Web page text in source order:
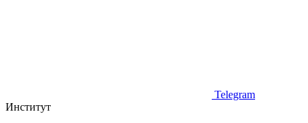
Telegram
Институт